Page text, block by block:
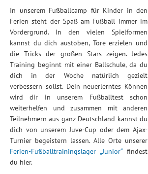
In unserem Fußballcamp für Kinder in den
Ferien steht der Spaß am Fußball immer im
Vordergrund. In den vielen Spielformen
kannst du dich austoben, Tore erzielen und
die Tricks der großen Stars zeigen. Jedes
Training beginnt mit einer Ballschule, da du
dich in der Woche natürlich gezielt
verbessern sollst. Dein neuerlerntes Können
wird dir in unserem Fußballtest schon
weiterhelfen und zusammen mit anderen
Teilnehmern aus ganz Deutschland kannst du
dich von unserem Juve-Cup oder dem Ajax-
Turnier begeistern lassen. Alle Orte unserer
Ferien-Fußballtrainingslager „Junior“ findest
du hier.